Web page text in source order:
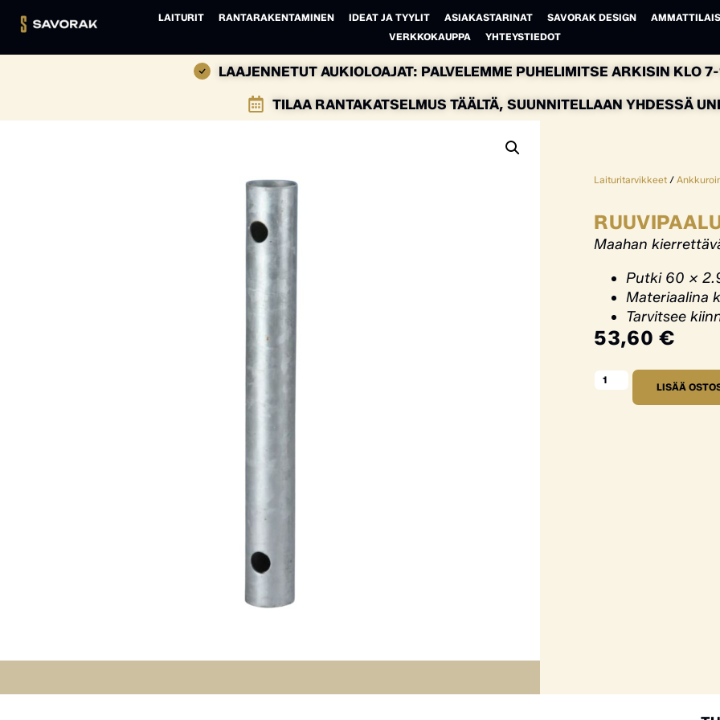
LAITURIT RANTARAKENTAMINEN IDEAT JA TYYLIT ASIAKASTARINAT SAVORAK DESIGN
VERKKOKAUPPA
YHTEYSTIEDOT
LAAJENNETUT AUKIOLOAJAT: PALVELEMME PUHELIMITSE ARKISIN KLO
TILAA RANTAKATSELMUS TÄÄLTÄ, SUUNNITELLAAN YHDESSÄ
Laituritarvikkeet /
Maahan
Putki 60 x
Materiaalina
Tarvitsee
53,60 €
LISÄÄ